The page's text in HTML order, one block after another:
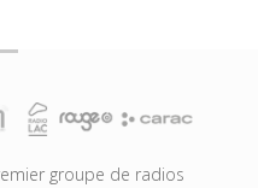
groupe de radios